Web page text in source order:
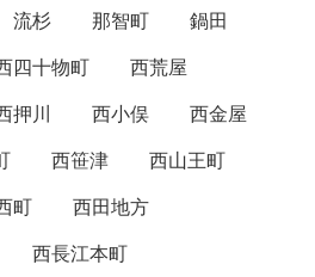
流杉 那智町
鍋田
四十物町
西荒屋
押川 西小俣
西金屋
西笹津
西山王町
町
西田地方
西長江本町